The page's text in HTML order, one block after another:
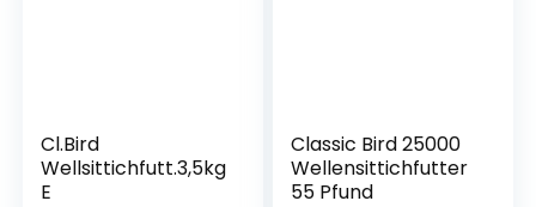
Cl.Bird
Wellsittichfutt.3,5kg
E
Classic Bird 25000
Wellensittichfutter
55 Pfund